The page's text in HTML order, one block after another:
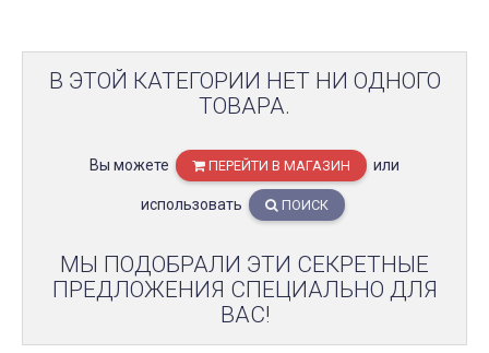
В ЭТОЙ КАТЕГОРИИ НЕТ НИ ОДНОГО
ТОВАРА.
Вы можете ПЕРЕЙТИ В МАГАЗИН или
использовать ПОИСК
МЫ ПОДОБРАЛИ ЭТИ СЕКРЕТНЫЕ
ПРЕДЛОЖЕНИЯ СПЕЦИАЛЬНО ДЛЯ
ВАС!